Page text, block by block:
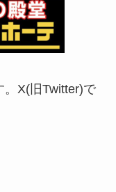
。X(旧Twitter)で